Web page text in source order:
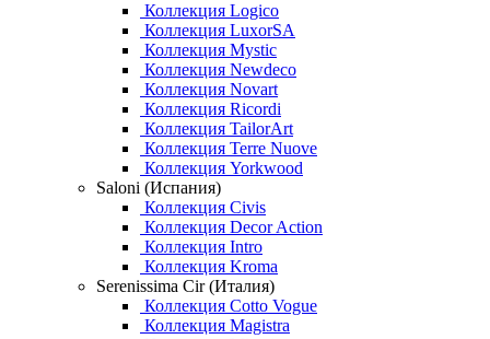
Коллекция Logico
Коллекция LuxorSA
Коллекция Mystic
Коллекция Newdeco
Коллекция Novart
Коллекция Ricordi
Коллекция TailorArt
Коллекция Terre Nuove
Коллекция Yorkwood
Saloni (Испания)
Коллекция Civis
Коллекция Decor Action
Коллекция Intro
Коллекция Kroma
Serenissima Cir (Италия)
Коллекция Cotto Vogue
Коллекция Magistra